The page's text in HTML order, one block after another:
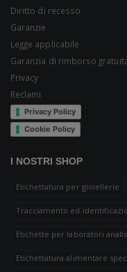
Diritto di recesso
Garanzie
Legge applicabile
Garanzia di rimborso
Privacy
Reclami
Privacy Policy
Cookie Policy
I NOSTRI SHOP
Etichettatura per gioiellerie
Tracciamento ed
Etichette per laboratori
Etichettatura alimentare